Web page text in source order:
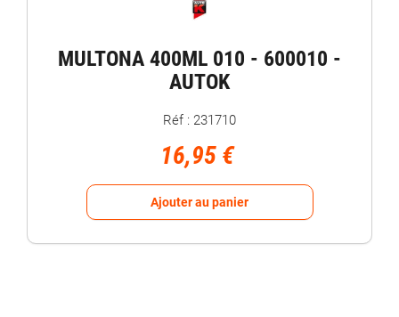
MULTONA 400ML 010 - 600010 -
AUTOK
Réf : 231710
16,95 €
Ajouter au panier